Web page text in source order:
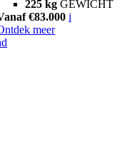
225 kg GEWICHT
€83.000 i
meer